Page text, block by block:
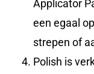
Applicator
een egaal
strepen of
Polish is